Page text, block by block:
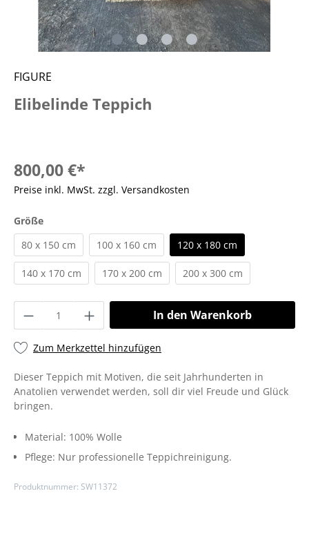
FIGURE
Elibelinde Teppich
800,00 €*
Preise inkl. MwSt. zzgl. Versandkosten
Größe
80 x 150 cm
100 x 160 cm 120 x 180 cm
140 x 170 cm 170 x 200 cm 200 x 300 cm
In den Warenkorb
Zum Merkzettel hinzufügen
Dieser Teppich mit Motiven, die seit Jahrhunderten in
Anatolien verwendet werden, soll dir viel Freude und Glück
bringen.
Material: 100% Wolle
Pflege: Nur professionelle Teppichreinigung.
Produktnummer: SW11372